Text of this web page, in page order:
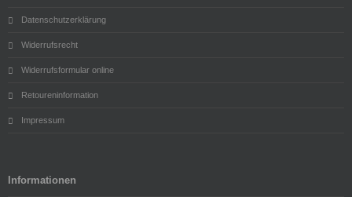
Datenschutzerklärung
Widerrufsrecht
Widerrufsformular online
Retoureninformation
Impressum
Informationen